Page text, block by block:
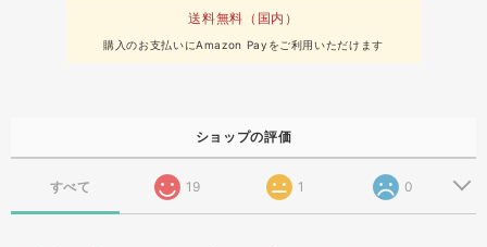
送料無料（国内）
購入のお支払いにAmazon Payをご利用いただけます
ショップの評価
すべて 19 1 0